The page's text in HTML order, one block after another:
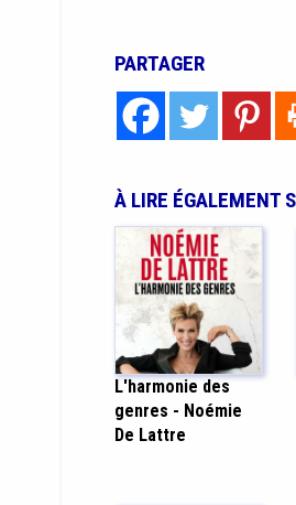
PARTAGER
À LIRE ÉGALEMENT
L'harmonie des
genres - Noémie
De Lattre